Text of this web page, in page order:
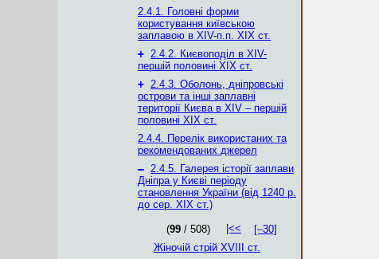
2.4.1. Головні форми
користування київською
заплавою в XIV-п.п. XIX ст.
+ 2.4.2. Києвоподіл в XІV-
першій половині XIX ст.
+ 2.4.3. Оболонь, дніпровські
острови та інші заплавні
території Києва в XIV – першій
половині XIX ст.
2.4.4. Перелік використаних та
рекомендованих джерел
– 2.4.5. Галерея історії заплави
Дніпра у Києві періоду
становлення України (від 1240 р.
до сер. ХІХ ст.)
(99 / 508) |<<
[–30]
Жіночій стрій XVIII ст.